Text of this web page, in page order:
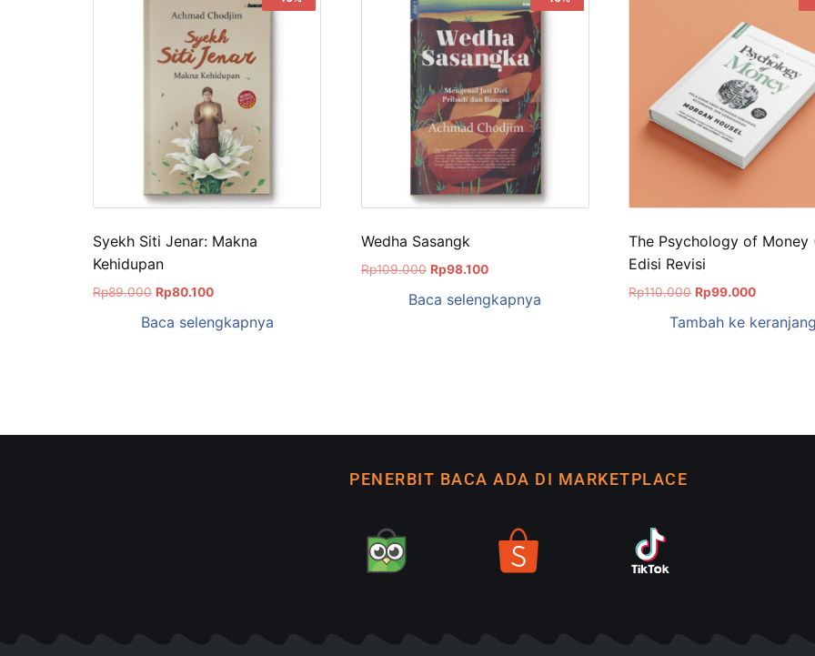
Syekh Siti Jenar: Makna
Kehidupan
Rp89.000 Rp80.100
Baca selengkapnya
Wedha Sasangk
Rp109.000 Rp98.100
Baca selengkapnya
The Psychology of Money
Edisi Revisi
Rp110.000 Rp99.000
Tambah ke
PENERBIT BACA ADA DI MARKETPLACE